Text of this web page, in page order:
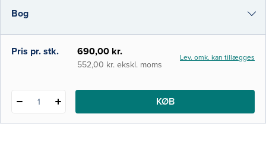
kandidatuddannelser som medicin,
folkesundhedsvidenskab og sociologi.
Siden den første udgave udk
Bog
e-bog
Pris pr. stk. 690,00 kr.
552,00 kr. ekskl. moms
Lev. omk. kan tillægges
1 KØB